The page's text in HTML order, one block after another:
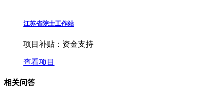
江苏省院士工作站
项目补贴： 资金支持
查看项目
相关问答